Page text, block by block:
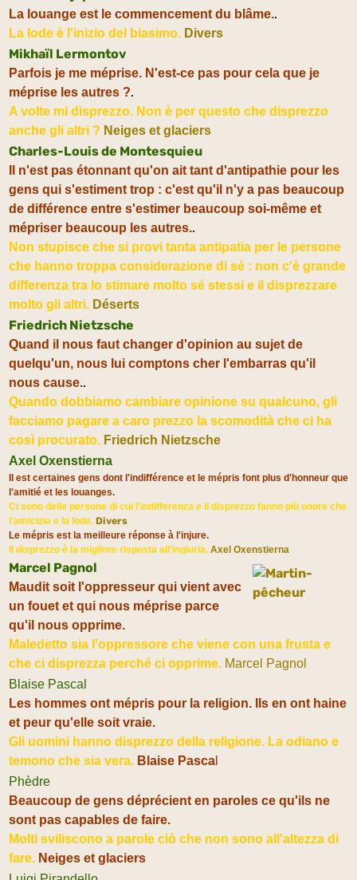
La louange est le commencement du blâme..
La lode è l'inizio del biasimo. Divers
Mikhaïl Lermontov
Parfois je me méprise. N'est-ce pas pour cela que je
méprise les autres ?.
A volte mi disprezzo. Non è per questo che disprezzo
anche gli altri ? Neiges et glaciers
Charles-Louis de Montesquieu
Il n'est pas étonnant qu'on ait tant d'antipathie pour les
gens qui s'estiment trop : c'est qu'il n'y a pas beaucoup
de différence entre s'estimer beaucoup soi-même et
mépriser beaucoup les autres..
Non stupisce che si provi tanta antipatia per le persone
che hanno troppa considerazione di sé : non c'è grande
differenza tra lo stimare molto sé stessi e il disprezzare
molto gli altri. Déserts
Friedrich Nietzsche
Quand il nous faut changer d'opinion au sujet de
quelqu'un, nous lui comptons cher l'embarras qu'il
nous cause..
Quando dobbiamo cambiare opinione su qualcuno, gli
facciamo pagare a caro prezzo la scomodità che ci ha
così procurato. Friedrich Nietzsche
Axel Oxenstierna
Il est certaines gens dont l'indifférence et le mépris font plus d'honneur que
l'amitié et les louanges.
Ci sono delle persone di cui l'indifferenza e il disprezzo fanno più onore che
l'amicizia e la lode. Divers
Le mépris est la meilleure réponse à l'injure.
Il disprezzo è la migliore risposta all'ingiuria. Axel Oxenstierna
Marcel Pagnol
Maudit soit l'oppresseur qui vient avec
un fouet et qui nous méprise parce
qu'il nous opprime.
Maledetto sia l'oppressore che viene con una frusta e
che ci disprezza perché ci opprime. Marcel Pagnol
Blaise Pascal
Les hommes ont mépris pour la religion. Ils en ont haine
et peur qu'elle soit vraie.
Gli uomini hanno disprezzo della religione. La odiano e
temono che sia vera. Blaise Pasca
Phèdre
Beaucoup de gens déprécient en paroles ce qu'ils ne
sont pas capables de faire.
Molti sviliscono a parole ciò che non sono all'altezza di
fare. Neiges et glaciers